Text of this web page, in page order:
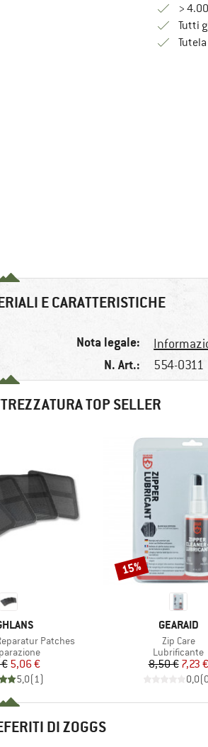
>
Tutti
E CARATTERISTICHE
Nota legale:
N. Art.: 554-0311
TOP SELLER
Patches
di prodotti
Prezzo
Prezzo ridotto
5,06 €
5,0(1)
MARCHIO
GEARAID
Articolo
Zip Care
Gruppo di
Lubrificante
Prezzo
8,50 € 7,23 €
0,0(0
Sconto
15%
DI ZOGGS